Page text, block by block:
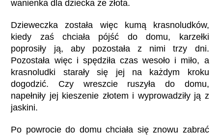
wanienka dla dziecka ze złota.
Dzieweczka została więc kumą krasnoludków,
kiedy zaś chciała pójść do domu, karzełki
poprosiły ją, aby pozostała z nimi trzy dni.
Pozostała więc i spędziła czas wesoło i miło, a
krasnoludki starały się jej na każdym kroku
dogodzić. Czy wreszcie ruszyła do domu,
napełniły jej kieszenie złotem i wyprowadziły ją z
jaskini.
Po powrocie do domu chciała się znowu zabrać